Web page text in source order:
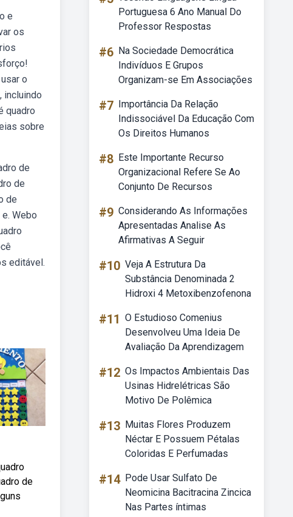
e
os
o
incluindo
quadro
sobre
de
de
de
Webo
editável.
de
Portuguesa 6 Ano Manual Do
Professor Respostas
#6 Na Sociedade Democrática
Indivíduos E Grupos
Organizam-se Em Associações
#7 Importância Da Relação
Indissociável Da Educação Com
Os Direitos Humanos
#8 Este Importante Recurso
Organizacional Refere Se Ao
Conjunto De Recursos
#9 Considerando As Informações
Apresentadas Analise As
Afirmativas A Seguir
#10 Veja A Estrutura Da
Substância Denominada 2
Hidroxi 4 Metoxibenzofenona
#11 O Estudioso Comenius
Desenvolveu Uma Ideia De
Avaliação Da Aprendizagem
#12 Os Impactos Ambientais Das
Usinas Hidrelétricas São
Motivo De Polêmica
#13 Muitas Flores Produzem
Néctar E Possuem Pétalas
Coloridas E Perfumadas
#14 Pode Usar Sulfato De
Neomicina Bacitracina Zincica
Nas Partes íntimas